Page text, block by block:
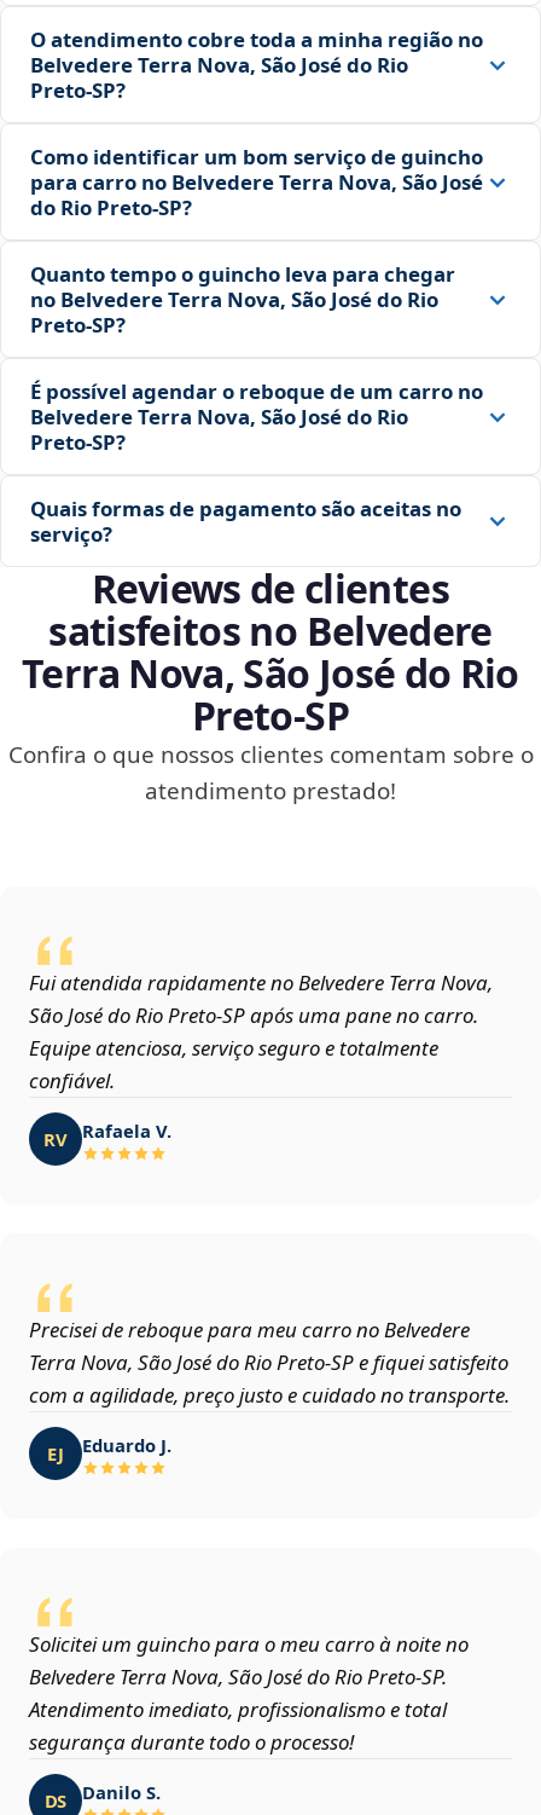
O atendimento cobre toda a minha região no
Belvedere Terra Nova, São José do Rio
Preto‑SP?
Como identificar um bom serviço de guincho
para carro no Belvedere Terra Nova, São José
do Rio Preto‑SP?
Quanto tempo o guincho leva para chegar
no Belvedere Terra Nova, São José do Rio
Preto‑SP?
É possível agendar o reboque de um carro no
Belvedere Terra Nova, São José do Rio
Preto‑SP?
Quais formas de pagamento são aceitas no
serviço?
Reviews de clientes
satisfeitos no Belvedere
Terra Nova, São José do Rio
Preto‑SP
Confira o que nossos clientes comentam sobre o
atendimento prestado!
Fui atendida rapidamente no Belvedere Terra Nova,
São José do Rio Preto‑SP após uma pane no carro.
Equipe atenciosa, serviço seguro e totalmente
confiável.
RV Rafaela V.
Precisei de reboque para meu carro no Belvedere
Terra Nova, São José do Rio Preto‑SP e fiquei satisfeito
com a agilidade, preço justo e cuidado no transporte.
EJ Eduardo J.
Solicitei um guincho para o meu carro à noite no
Belvedere Terra Nova, São José do Rio Preto‑SP.
Atendimento imediato, profissionalismo e total
segurança durante todo o processo!
DS Danilo S.